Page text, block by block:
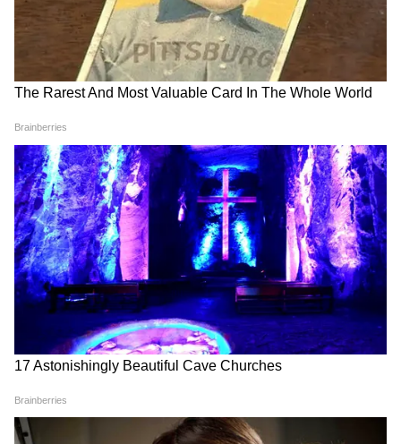
4
Image Credit :Getty
হার্টকে সুরক্ষিত রাখে
শরীরের খারাপ কোলেস্টেরল কমাতে মাছের ডিমের
ওমেগা-৩ দারুণ ভূমিকা পালন করে। কোলেস্টেরল
কমলে হার্টের স্বাস্থ্যও ভাল থাকে। যাদের হার্টের
সমস্যা আছে, তারা খাদ্যতালিকায় মাছের ডিম
রাখলে উপকার পাবেন।